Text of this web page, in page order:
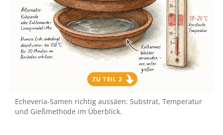
Echeveria-Samen richtig aussäen: Substrat, Temperatur
und Gießmethode im Überblick.